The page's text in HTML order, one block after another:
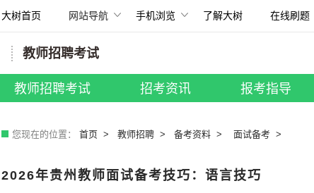
大树首页 网站导航
所有考试
国考招录
| 贵州省考 |
事业单位
教师招聘
银行招聘 |
手机浏览
了解大树 在线刷题
教师招聘考试
教师招聘考试 招考资讯 报考指导
您现在的位置： 首页 教师招聘 备考资料 面试备考
2026年贵州教师面试备考技巧：语言技巧